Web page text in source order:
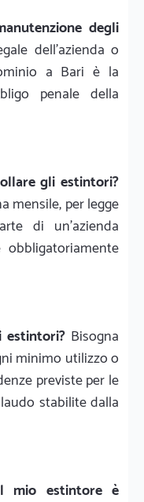
degli
dell'azienda o
a Bari è la
penale della
gli estintori?
mensile, per legge
di un'azienda
obbligatoriamente
estintori?Bisogna
minimo utilizzo o
previste per le
stabilite dalla
mio estintore è